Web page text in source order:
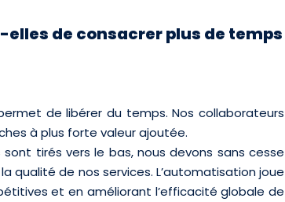
de consacrer plus de temps
de libérer du temps. Nos collaborateurs
à plus forte valeur ajoutée.
tirés vers le bas, nous devons sans cesse
qualité de nos services. L’automatisation joue
et en améliorant l’efficacité globale de